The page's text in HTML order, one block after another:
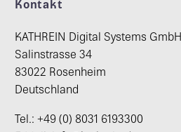
Kontakt
KATHREIN Digital Systems GmbH
Salinstrasse 34
83022 Rosenheim
Deutschland
Tel.: +49 (0) 8031 6193300